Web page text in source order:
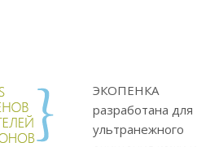
ЭКОПЕНКА
разработана для
ультранежного